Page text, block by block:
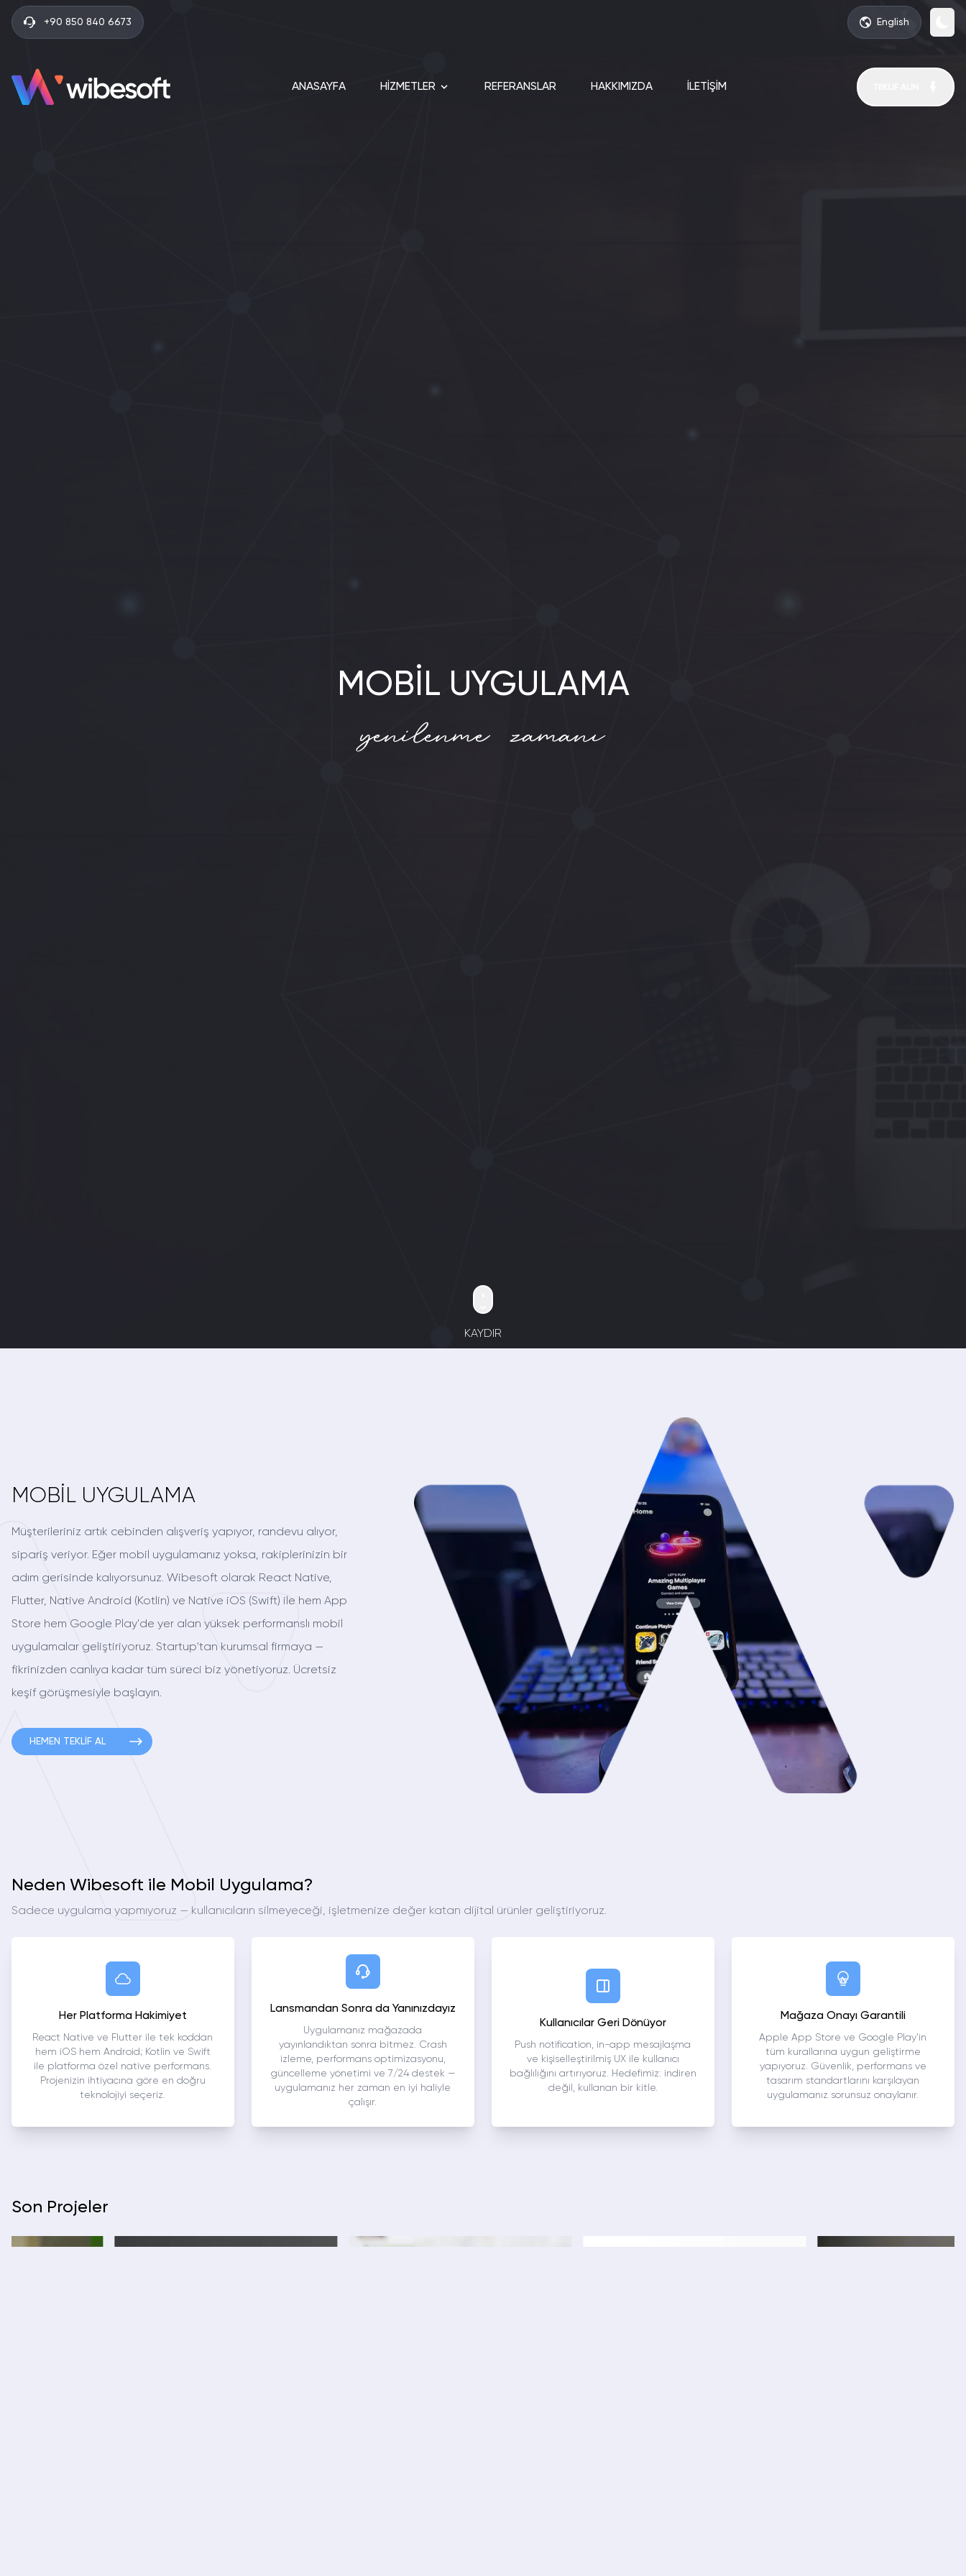
+90 850 840 6673 English
ANASAYFA HİZMETLER REFERANSLAR HAKKIMIZDA İLETİŞİM
KAYDIR
MOBİL UYGULAMA
yenilenme zamanı
MOBİL UYGULAMA
Müşterileriniz artık cebinden alışveriş yapıyor, randevu alıyor,
sipariş veriyor. Eğer mobil uygulamanız yoksa, rakiplerinizin bir
adım gerisinde kalıyorsunuz. Wibesoft olarak React Native,
Flutter, Native Android (Kotlin) ve Native iOS (Swift) ile hem App
Store hem Google Play'de yer alan yüksek performanslı mobil
uygulamalar geliştiriyoruz. Startup'tan kurumsal firmaya —
fikrinizden canlıya kadar tüm süreci biz yönetiyoruz. Ücretsiz
keşif görüşmesiyle başlayın.
HEMEN TEKLİF AL
Neden Wibesoft ile Mobil Uygulama?
Sadece uygulama yapmıyoruz — kullanıcıların silmeyeceği, işletmenize değer katan dijital ürünler geliştiriyoruz.
Her Platforma Hakimiyet
React Native ve Flutter ile tek koddan
hem iOS hem Android; Kotlin ve Swift
ile platforma özel native performans.
Projenizin ihtiyacına göre en doğru
teknolojiyi seçeriz.
Lansmandan Sonra da Yanınızdayız
Uygulamanız mağazada
yayınlandıktan sonra bitmez. Crash
izleme, performans optimizasyonu,
güncelleme yönetimi ve 7/24 destek —
uygulamanız her zaman en iyi haliyle
çalışır.
Kullanıcılar Geri Dönüyor
Push notification, in-app mesajlaşma
ve kişiselleştirilmiş UX ile kullanıcı
bağlılığını artırıyoruz. Hedefimiz: indiren
değil, kullanan bir kitle.
Mağaza Onayı Garantili
Apple App Store ve Google Play'in
tüm kurallarına uygun geliştirme
yapıyoruz. Güvenlik, performans ve
tasarım standartlarını karşılayan
uygulamanız sorunsuz onaylanır.
Son Projeler